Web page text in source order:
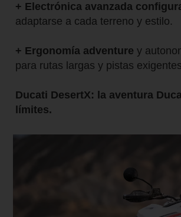
+ Electrónica avanzada
adaptarse a cada terreno y estilo.
+ Ergonomía adventure y
para rutas largas y pistas
Ducati DesertX: la aventura
límites.